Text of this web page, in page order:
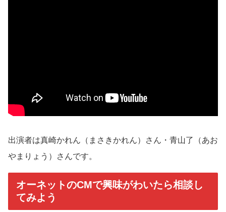
出演者は真崎かれん（まさきかれん）さん・青山了（あお
やまりょう）さんです。
オーネットのCMで興味がわいたら相談し
てみよう